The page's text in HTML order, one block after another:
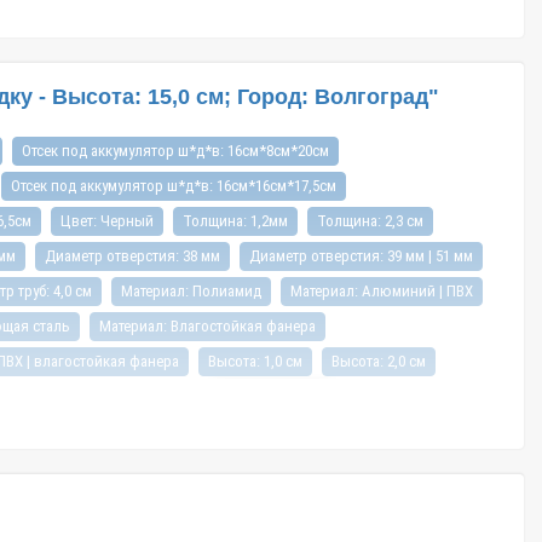
- Высота: 15,0 см; Город: Волгоград"
Отсек под аккумулятор ш*д*в: 16см*8см*20см
Отсек под аккумулятор ш*д*в: 16см*16см*17,5см
Цвет: Черный Толщина: 1,2мм
Толщина: 2,3 см
Диаметр отверстия: 38 мм
Диаметр отверстия: 39 мм | 51 мм
труб: 4,0 см Материал: Полиамид
Материал: Алюминий | ПВХ
сталь
Материал: Влагостойкая фанера
| влагостойкая фанера Высота: 1,0 см
Высота: 2,0 см